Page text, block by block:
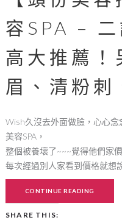
容SPA –
高大推薦！
眉、清粉刺
Wish久沒去外面做臉，心心
美容SPA，
整個被養壞了~~~覺得他們家
每次經過別人家看到價格就想
CONTINUE READING
SHARE THIS: